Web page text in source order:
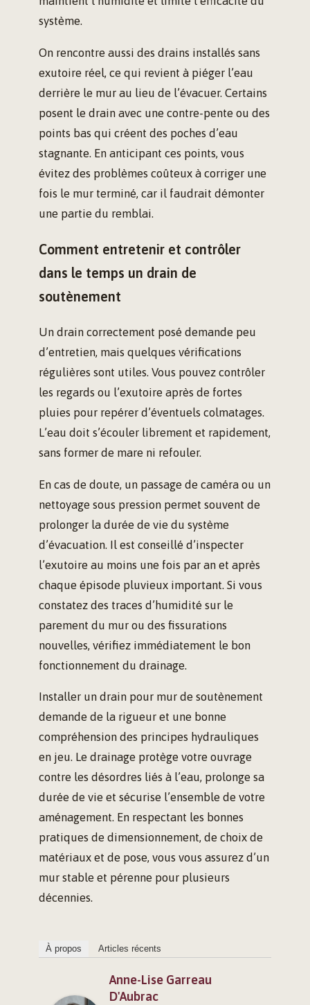
système.
On rencontre aussi des drains installés sans
exutoire réel, ce qui revient à piéger l’eau
derrière le mur au lieu de l’évacuer. Certains
posent le drain avec une contre-pente ou des
points bas qui créent des poches d’eau
stagnante. En anticipant ces points, vous
évitez des problèmes coûteux à corriger une
fois le mur terminé, car il faudrait démonter
une partie du remblai.
Comment entretenir et contrôler
dans le temps un drain de
soutènement
Un drain correctement posé demande peu
d’entretien, mais quelques vérifications
régulières sont utiles. Vous pouvez contrôler
les regards ou l’exutoire après de fortes
pluies pour repérer d’éventuels colmatages.
L’eau doit s’écouler librement et rapidement,
sans former de mare ni refouler.
En cas de doute, un passage de caméra ou un
nettoyage sous pression permet souvent de
prolonger la durée de vie du système
d’évacuation. Il est conseillé d’inspecter
l’exutoire au moins une fois par an et après
chaque épisode pluvieux important. Si vous
constatez des traces d’humidité sur le
parement du mur ou des fissurations
nouvelles, vérifiez immédiatement le bon
fonctionnement du drainage.
Installer un drain pour mur de soutènement
demande de la rigueur et une bonne
compréhension des principes hydrauliques
en jeu. Le drainage protège votre ouvrage
contre les désordres liés à l’eau, prolonge sa
durée de vie et sécurise l’ensemble de votre
aménagement. En respectant les bonnes
pratiques de dimensionnement, de choix de
matériaux et de pose, vous vous assurez d’un
mur stable et pérenne pour plusieurs
décennies.
À propos Articles récents
Anne-Lise Garreau
D'Aubrac